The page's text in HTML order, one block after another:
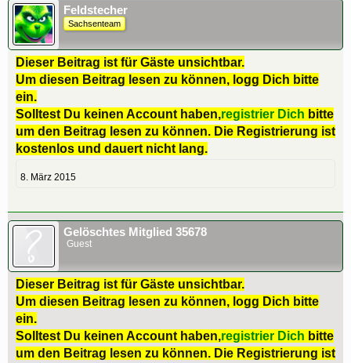
Feldstecher
Sachsenteam
Dieser Beitrag ist für Gäste unsichtbar.
Um diesen Beitrag lesen zu können, logg Dich bitte
ein.
Solltest Du keinen Account haben,registrier Dich bitte
um den Beitrag lesen zu können. Die Registrierung ist
kostenlos und dauert nicht lang.
8. März 2015
Gelöschtes Mitglied 35678
Guest
Dieser Beitrag ist für Gäste unsichtbar.
Um diesen Beitrag lesen zu können, logg Dich bitte
ein.
Solltest Du keinen Account haben,registrier Dich bitte
um den Beitrag lesen zu können. Die Registrierung ist